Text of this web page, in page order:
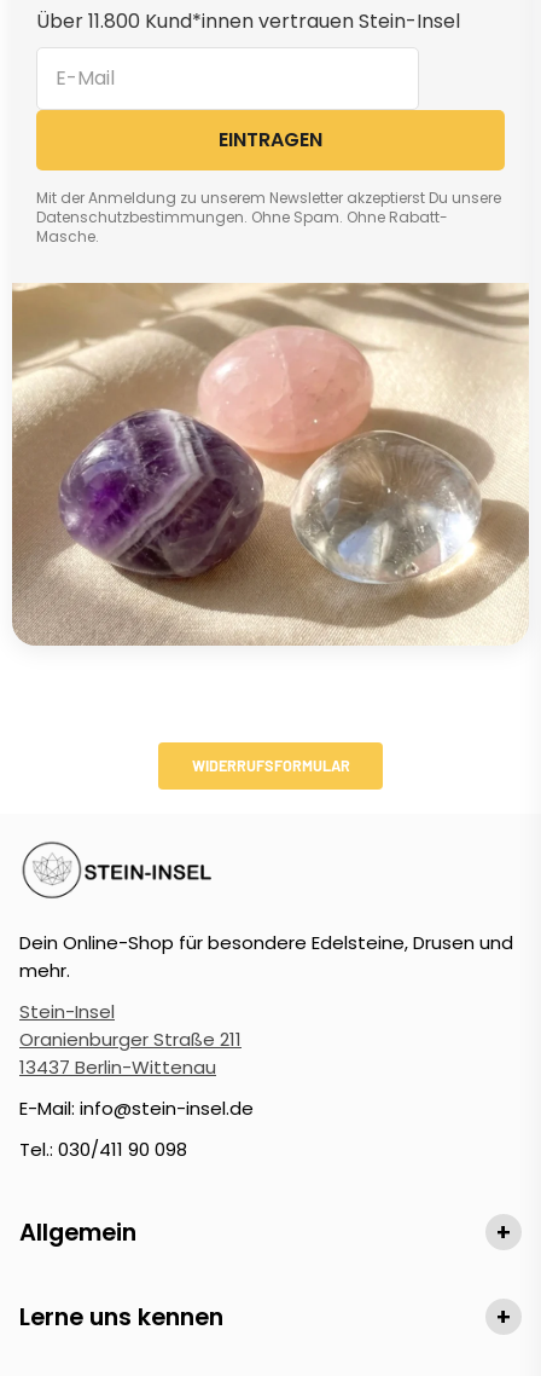
Über 11.800 Kund*innen vertrauen Stein-Insel
EINTRAGEN
Mit der Anmeldung zu unserem Newsletter akzeptierst Du unsere
Datenschutzbestimmungen. Ohne Spam. Ohne Rabatt-
Masche.
WIDERRUFSFORMULAR
Dein Online-Shop für besondere Edelsteine, Drusen und
mehr.
Stein-Insel
Oranienburger Straße 211
13437 Berlin-Wittenau
E-Mail: info@stein-insel.de
Tel.: 030/411 90 098
Allgemein +
Lerne uns kennen +